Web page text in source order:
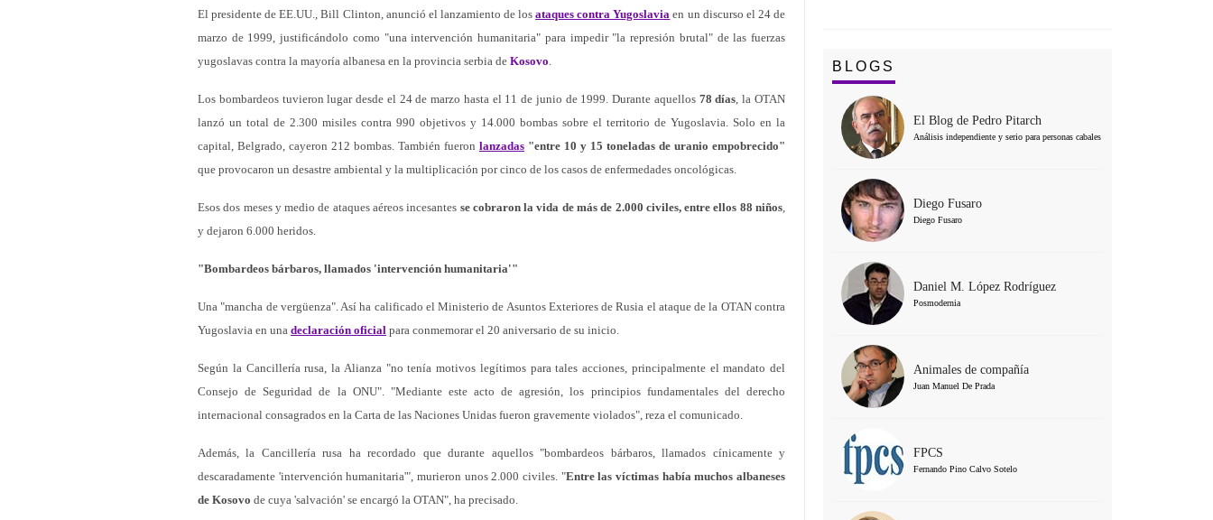
El presidente de EE.UU., Bill Clinton, anunció el lanzamiento de losataques contra Yugoslavia en un discurso el 24 de
marzo de 1999, justificándolo como "una intervención humanitaria" para impedir "la represión brutal" de las fuerzas
yugoslavas contra la mayoría albanesa en la provincia serbia de Kosovo.
Los bombardeos tuvieron lugar desde el 24 de marzo hasta el 11 de junio de 1999. Durante aquellos 78 días, la OTAN
lanzó un total de 2.300 misiles contra 990 objetivos y 14.000 bombas sobre el territorio de Yugoslavia. Solo en la
capital, Belgrado, cayeron 212 bombas. También fueron lanzadas "entre 10 y 15 toneladas de uranio empobrecido"
que provocaron un desastre ambiental y la multiplicación por cinco de los casos de enfermedades oncológicas.
Esos dos meses y medio de ataques aéreos incesantes se cobraron la vida de más de 2.000 civiles, entre ellos 88 niños,
y dejaron 6.000 heridos.
"Bombardeos bárbaros, llamados 'intervención humanitaria'"
Una "mancha de vergüenza". Así ha calificado el Ministerio de Asuntos Exteriores de Rusia el ataque de la OTAN contra
Yugoslavia en una declaración oficial para conmemorar el 20 aniversario de su inicio.
Según la Cancillería rusa, la Alianza "no tenía motivos legítimos para tales acciones, principalmente el mandato del
Consejo de Seguridad de la ONU". "Mediante este acto de agresión, los principios fundamentales del derecho
internacional consagrados en la Carta de las Naciones Unidas fueron gravemente violados", reza el comunicado.
Además, la Cancillería rusa ha recordado que durante aquellos "bombardeos bárbaros, llamados cínicamente y
descaradamente 'intervención humanitaria'", murieron unos 2.000 civiles. "Entre las víctimas había muchos albaneses
de Kosovo de cuya 'salvación' se encargó la OTAN", ha precisado.
BLOGS
El Blog de Pedro Pitarch
Análisis independiente y serio para personas cabales
Diego Fusaro
Diego Fusaro
Daniel M. López Rodríguez
Posmodernia
Animales de compañía
Juan Manuel De Prada
FPCS
Fernando Pino Calvo Sotelo